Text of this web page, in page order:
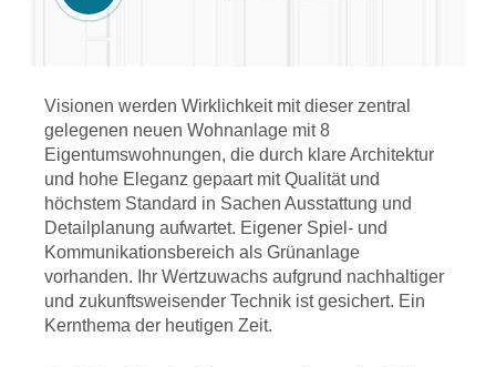
Visionen werden Wirklichkeit mit dieser zentral
gelegenen neuen Wohnanlage mit 8
Eigentumswohnungen, die durch klare Architektur
und hohe Eleganz gepaart mit Qualität und
höchstem Standard in Sachen Ausstattung und
Detailplanung aufwartet. Eigener Spiel- und
Kommunikationsbereich als Grünanlage
vorhanden. Ihr Wertzuwachs aufgrund nachhaltiger
und zukunftsweisender Technik ist gesichert. Ein
Kernthema der heutigen Zeit.